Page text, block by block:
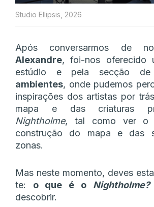
Studio Ellipsis, 2026
Após conversarmos de
Alexandre, foi-nos oferecido
estúdio e pela secção
ambientes, onde pudemos
inspirações dos artistas por
mapa e das criaturas
Nightholme, tal como ver o
construção do mapa e das
zonas.
Mas neste momento, deves
te: o que é o Nightholme?
descobrir.